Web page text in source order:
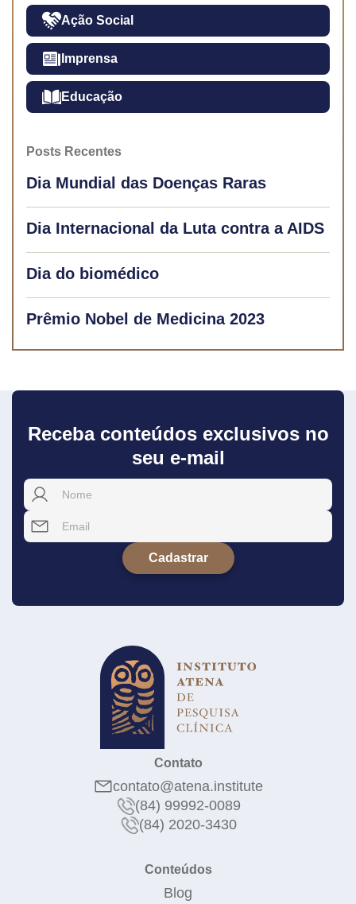
Ação Social
Imprensa
Educação
Posts Recentes
Dia Mundial das Doenças Raras
Dia Internacional da Luta contra a AIDS
Dia do biomédico
Prêmio Nobel de Medicina 2023
Receba conteúdos exclusivos no
seu e-mail
Contato
contato@atena.institute
(84) 99992-0089
(84) 2020-3430
Conteúdos
Blog